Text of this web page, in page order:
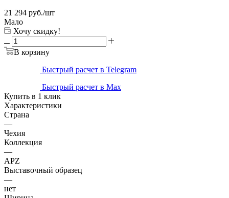
21 294 руб./шт
Мало
Хочу скидку!
В корзину
Быстрый расчет в Telegram
Быстрый расчет в Max
Купить в 1 клик
Характеристики
Страна
—
Чехия
Коллекция
—
APZ
Выставочный образец
—
нет